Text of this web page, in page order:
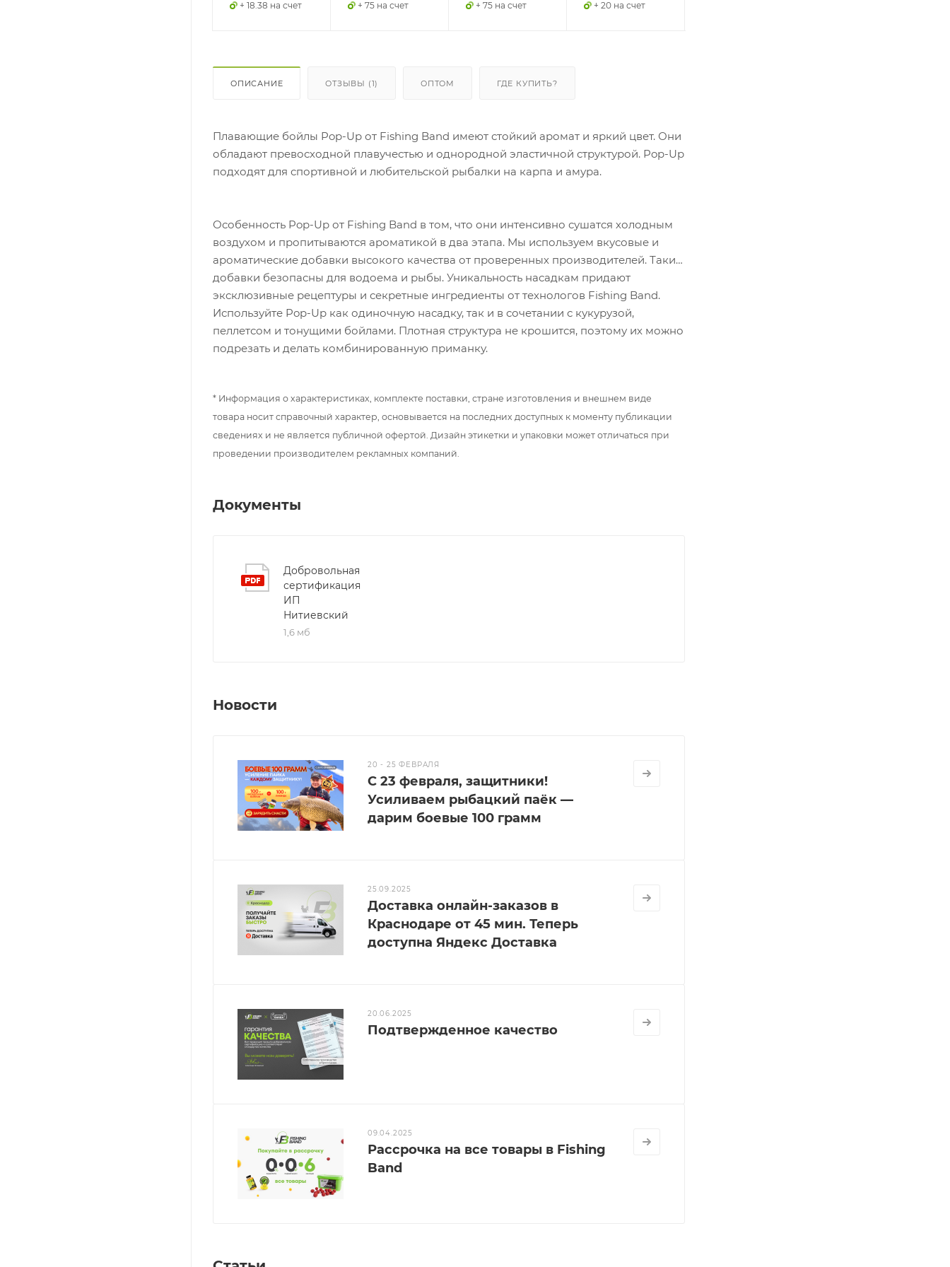
+ 18.38 на счет + 75 на счет + 75 на счет + 20 на счет
ОПИСАНИЕ ОТЗЫВЫ (1) ОПТОМ ГДЕ КУПИТЬ?
Плавающие бойлы Pop-Up от Fishing Band имеют стойкий аромат и яркий цвет. Они
обладают превосходной плавучестью и однородной эластичной структурой. Pop-Up
подходят для спортивной и любительской рыбалки на карпа и амура.
Особенность Pop-Up от Fishing Band в том, что они интенсивно сушатся холодным
воздухом и пропитываются ароматикой в два этапа. Мы используем вкусовые и
ароматические добавки высокого качества от проверенных производителей. Такие
добавки безопасны для водоема и рыбы. Уникальность насадкам придают
эксклюзивные рецептуры и секретные ингредиенты от технологов Fishing Band.
Используйте Pop-Up как одиночную насадку, так и в сочетании с кукурузой,
пеллетсом и тонущими бойлами. Плотная структура не крошится, поэтому их можно
подрезать и делать комбинированную приманку.
* Информация о характеристиках, комплекте поставки, стране изготовления и внешнем виде
товара носит справочный характер, основывается на последних доступных к моменту публикации
сведениях и не является публичной офертой. Дизайн этикетки и упаковки может отличаться при
проведении производителем рекламных компаний.
Документы
Добровольная
сертификация
ИП
Нитиевский
1,6 мб
Новости
20 - 25 ФЕВРАЛЯ
С 23 февраля, защитники!
Усиливаем рыбацкий паёк —
дарим боевые 100 грамм
25.09.2025
Доставка онлайн-заказов в
Краснодаре от 45 мин. Теперь
доступна Яндекс Доставка
20.06.2025
Подтвержденное качество
09.04.2025
Рассрочка на все товары в Fishing
Band